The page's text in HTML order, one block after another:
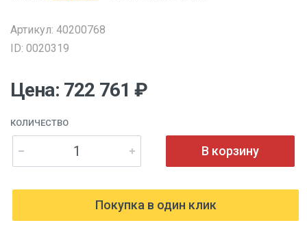
Артикул: 40200768
ID: 0020319
Цена: 722 761 ₽
КОЛИЧЕСТВО
В корзину
Покупка в один клик